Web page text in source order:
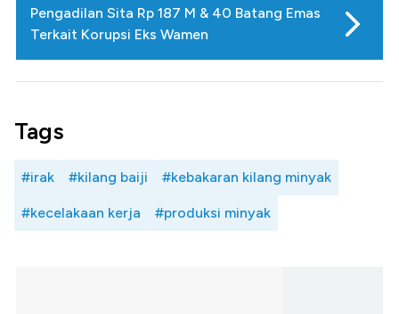
Pengadilan Sita Rp 187 M & 40 Batang Emas
Terkait Korupsi Eks Wamen
Tags
#irak #kilang baiji #kebakaran kilang minyak
#kecelakaan kerja #produksi minyak